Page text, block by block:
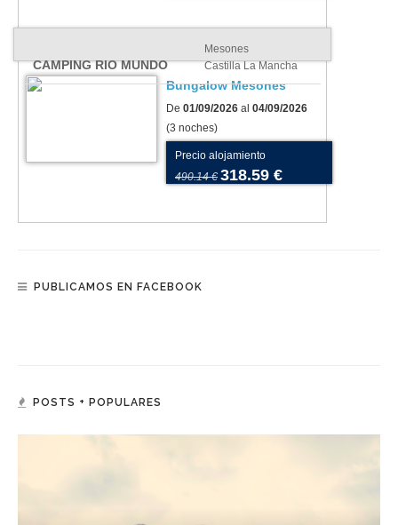
CAMPING RIO MUNDO
Mesones
Castilla La Mancha
Bungalow Mesones
De 01/09/2026 al 04/09/2026
(3 noches)
Precio alojamiento
490.14 € 318.59 €
PUBLICAMOS EN FACEBOOK
POSTS + POPULARES